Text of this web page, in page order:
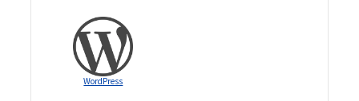
WordPress